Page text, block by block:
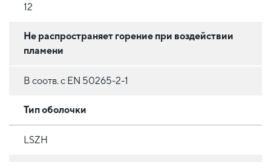
12
Не распространяет горение при воздействии
пламени
В соотв. с EN 50265-2-1
Тип оболочки
LSZH